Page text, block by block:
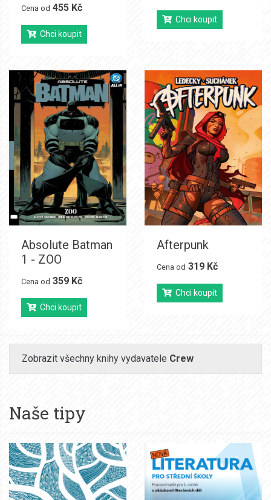
Cena od 455 Kč
Chci koupit
Chci koupit
Absolute Batman
1 - ZOO
Cena od 359 Kč
Chci koupit
Afterpunk
Cena od 319 Kč
Chci koupit
Zobrazit všechny knihy vydavatele Crew
Naše tipy